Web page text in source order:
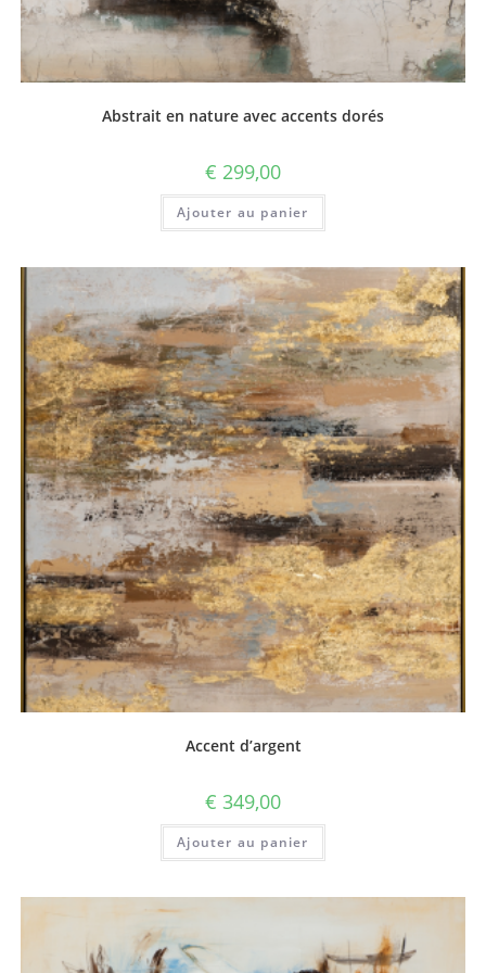
Abstrait en nature avec accents dorés
€ 299,00
Ajouter au panier
Accent d’argent
€ 349,00
Ajouter au panier